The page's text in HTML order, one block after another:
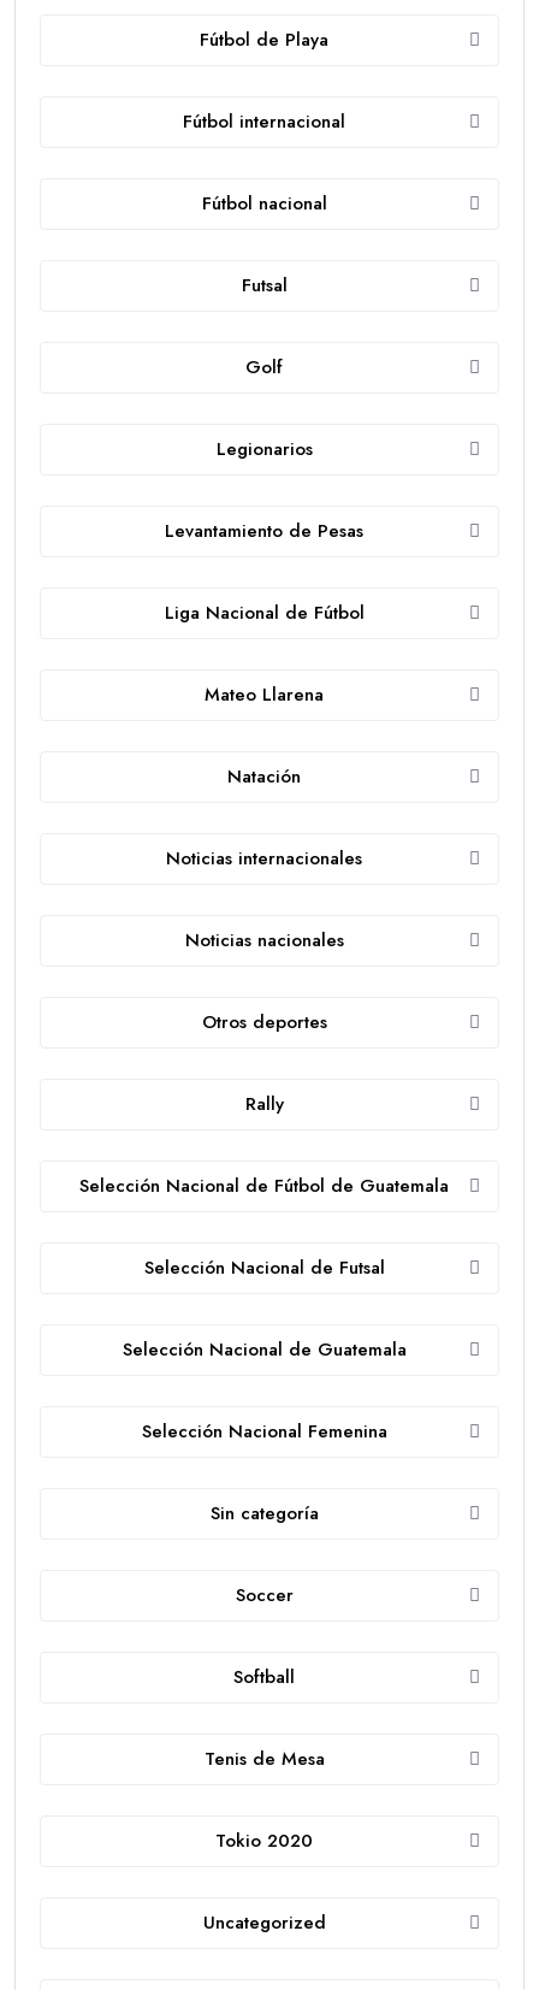
Fútbol de Playa
Fútbol internacional
Fútbol nacional
Futsal
Golf
Legionarios
Levantamiento de Pesas
Liga Nacional de Fútbol
Mateo Llarena
Natación
Noticias internacionales
Noticias nacionales
Otros deportes
Rally
Selección Nacional de Fútbol de Guatemala
Selección Nacional de Futsal
Selección Nacional de Guatemala
Selección Nacional Femenina
Sin categoría
Soccer
Softball
Tenis de Mesa
Tokio 2020
Uncategorized